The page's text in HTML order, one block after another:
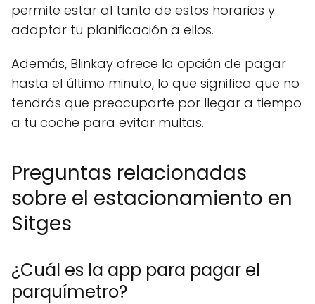
permite estar al tanto de estos horarios y
adaptar tu planificación a ellos.
Además, Blinkay ofrece la opción de pagar
hasta el último minuto, lo que significa que no
tendrás que preocuparte por llegar a tiempo
a tu coche para evitar multas.
Preguntas relacionadas
sobre el estacionamiento en
Sitges
¿Cuál es la app para pagar el
parquímetro?